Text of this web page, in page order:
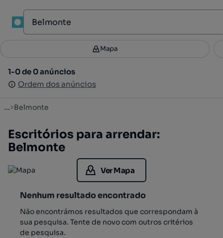
Filtros 4
1-0 de 0 anúncios
Ordem dos anúncios
Mapa
1-0 de 0 anúncios
Ordem dos anúncios
... Belmonte
Escritórios para arrendar:
Belmonte
Ver Mapa
Nenhum resultado encontrado
Não encontrámos resultados que correspondam à
sua pesquisa. Tente de novo com outros critérios
de pesquisa.